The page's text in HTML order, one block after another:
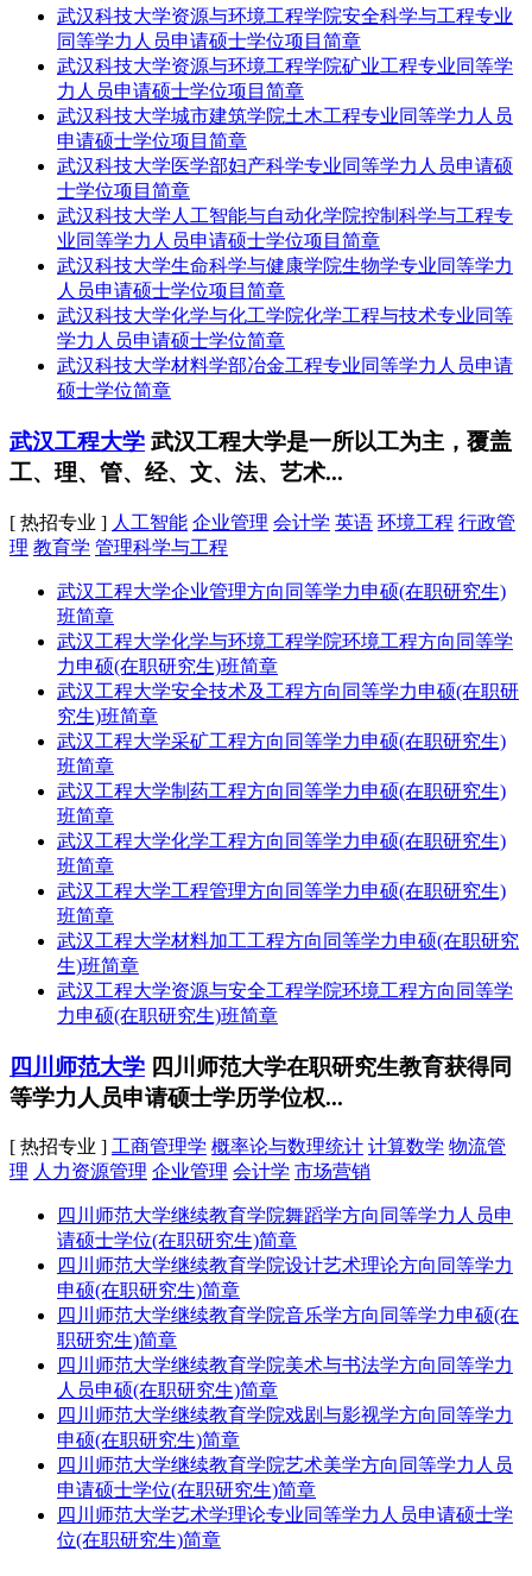
武汉科技大学资源与环境工程学院安全科学与工程专业
同等学力人员申请硕士学位项目简章
武汉科技大学资源与环境工程学院矿业工程专业同等学
力人员申请硕士学位项目简章
武汉科技大学城市建筑学院土木工程专业同等学力人员
申请硕士学位项目简章
武汉科技大学医学部妇产科学专业同等学力人员申请硕
士学位项目简章
武汉科技大学人工智能与自动化学院控制科学与工程专
业同等学力人员申请硕士学位项目简章
武汉科技大学生命科学与健康学院生物学专业同等学力
人员申请硕士学位项目简章
武汉科技大学化学与化工学院化学工程与技术专业同等
学力人员申请硕士学位简章
武汉科技大学材料学部冶金工程专业同等学力人员申请
硕士学位简章
武汉工程大学 武汉工程大学是一所以工为主，覆盖
工、理、管、经、文、法、艺术...
[ 热招专业 ] 人工智能 企业管理 会计学 英语 环境工程 行政管
理 教育学 管理科学与工程
武汉工程大学企业管理方向同等学力申硕(在职研究生)
班简章
武汉工程大学化学与环境工程学院环境工程方向同等学
力申硕(在职研究生)班简章
武汉工程大学安全技术及工程方向同等学力申硕(在职研
究生)班简章
武汉工程大学采矿工程方向同等学力申硕(在职研究生)
班简章
武汉工程大学制药工程方向同等学力申硕(在职研究生)
班简章
武汉工程大学化学工程方向同等学力申硕(在职研究生)
班简章
武汉工程大学工程管理方向同等学力申硕(在职研究生)
班简章
武汉工程大学材料加工工程方向同等学力申硕(在职研究
生)班简章
武汉工程大学资源与安全工程学院环境工程方向同等学
力申硕(在职研究生)班简章
四川师范大学 四川师范大学在职研究生教育获得同
等学力人员申请硕士学历学位权...
[ 热招专业 ] 工商管理学 概率论与数理统计 计算数学 物流管
理 人力资源管理 企业管理 会计学 市场营销
四川师范大学继续教育学院舞蹈学方向同等学力人员申
请硕士学位(在职研究生)简章
四川师范大学继续教育学院设计艺术理论方向同等学力
申硕(在职研究生)简章
四川师范大学继续教育学院音乐学方向同等学力申硕(在
职研究生)简章
四川师范大学继续教育学院美术与书法学方向同等学力
人员申硕(在职研究生)简章
四川师范大学继续教育学院戏剧与影视学方向同等学力
申硕(在职研究生)简章
四川师范大学继续教育学院艺术美学方向同等学力人员
申请硕士学位(在职研究生)简章
四川师范大学艺术学理论专业同等学力人员申请硕士学
位(在职研究生)简章